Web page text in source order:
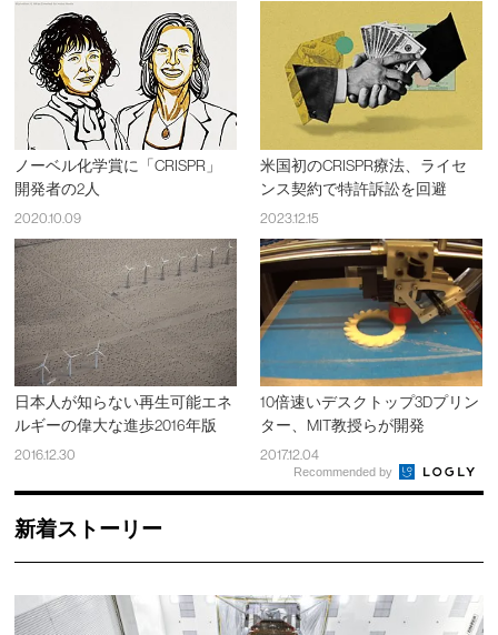
ノーベル化学賞に「CRISPR」
開発者の2人
2020.10.09
米国初のCRISPR療法、ライセ
ンス契約で特許訴訟を回避
2023.12.15
日本人が知らない再生可能エネ
ルギーの偉大な進歩2016年版
2016.12.30
10倍速いデスクトップ3Dプリン
ター、MIT教授らが開発
2017.12.04
Recommended by
新着ストーリー